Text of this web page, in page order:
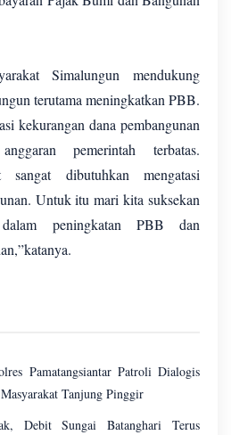
Simalungun mendukung
terutama meningkatkan PBB.
kekurangan dana pembangunan
pemerintah terbatas.
sangat dibutuhkan mengatasi
Untuk itu mari kita suksekan
peningkatan PBB dan
Pamatangsiantar Patroli Dialogis
Tanjung Pinggir
Debit Sungai Batanghari Terus